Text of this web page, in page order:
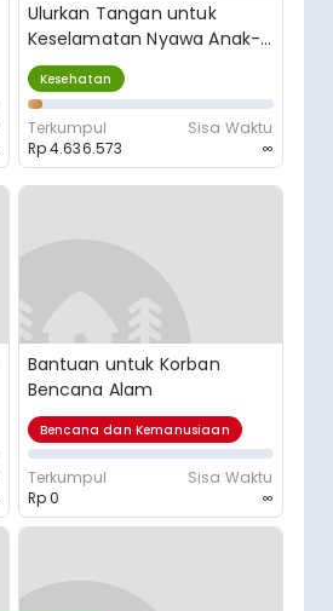
Ulurkan Tangan untuk
Keselamatan Nyawa Anak-
Anak Pengidap Hidrosefalus
Kesehatan
Terkumpul
Rp 4.636.573
Sisa Waktu
∞
Bantuan untuk Korban
Bencana Alam
Bencana dan Kemanusiaan
Terkumpul
Rp 0
Sisa Waktu
∞